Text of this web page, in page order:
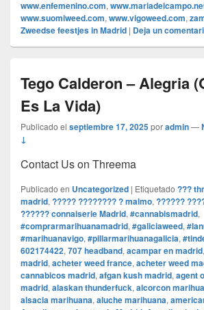
www.enfemenino.com,
www.suomiweed.com, www.vigoweed.com,
Zweedse feestjes in Madrid | Deja un
Tego Calderon – Alegria
Es La Vida)
Publicado el septiembre 17, 2025poradmin—
↓
Contact Us on Threema
Publicado en Uncategorized | Etiquetado ???
madrid, ????? ???????? ? malmo, ??????
?????? connaiserie Madrid, #cannabismadrid,
#comprarmarihuanamadrid, #galiciaweed,
#marihuanavigo, #pillarmarihuanagalicia,
602174422, 707 headband, acampar en madrid,
madrid, acheter weed france, acheter weed
cannabicos madrid, afgan kush madrid, agent
madrid, alaskan thunderfuck, alcorcon
alsacia marihuana, aluche marihuana,